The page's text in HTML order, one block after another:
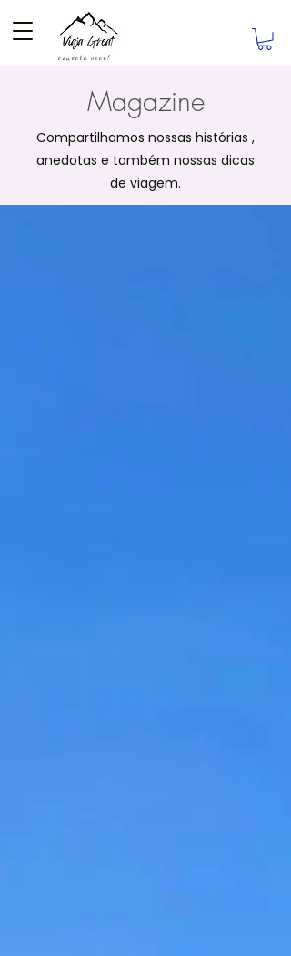
conecta você!
Magazine
Compartilhamos nossas histórias ,
anedotas e também nossas dicas
de viagem.